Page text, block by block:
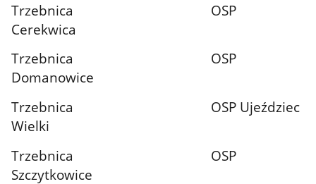
Trzebnica OSP
Cerekwica
Trzebnica OSP
Domanowice
Trzebnica OSP Ujeździec
Wielki
Trzebnica OSP
Szczytkowice